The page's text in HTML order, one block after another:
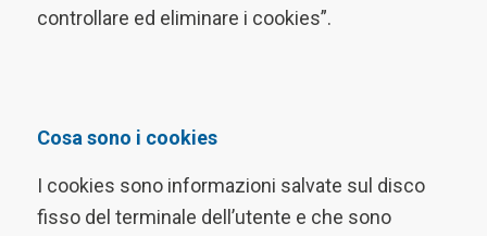
controllare ed eliminare i cookies”.
Cosa sono i cookies
I cookies sono informazioni salvate sul disco
fisso del terminale dell’utente e che sono